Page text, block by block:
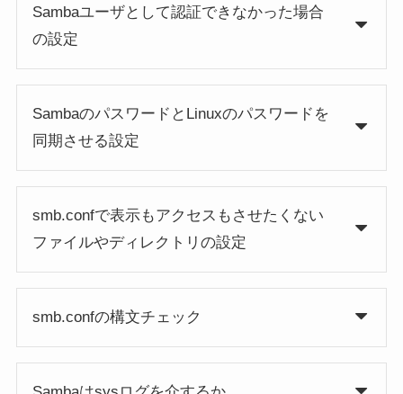
Sambaユーザとして認証できなかった場合
の設定
SambaのパスワードとLinuxのパスワードを
同期させる設定
smb.confで表示もアクセスもさせたくない
ファイルやディレクトリの設定
smb.confの構文チェック